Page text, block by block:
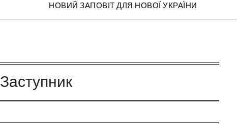
НОВИЙ ЗАПОВІТ ДЛЯ НОВОЇ УКРАЇНИ
Заступник